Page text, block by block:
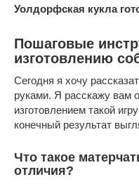
Уолдорфская кукла
Пошаговые
изготовлению
Сегодня я хочу
руками. Я расскажу вам
изготовлением такой
конечный результат
Что такое
отличия?